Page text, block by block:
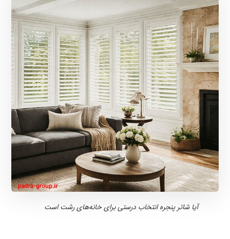
آیا شاتر پنجره انتخاب درستی برای خانه‌های رشت است